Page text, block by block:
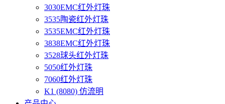
3030EMC红外灯珠
3535陶瓷红外灯珠
3535EMC红外灯珠
3838EMC红外灯珠
3528球头红外灯珠
5050红外灯珠
7060红外灯珠
K1 (8080) 仿流明